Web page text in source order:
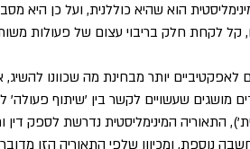
הוא שהיא כוללנית, ועל כן היא
קל לקחת חלק בריבוי עצום של פעולות
יותר מבחינת מה שכוונו להשיג,
מושגים שעשויים לקשר בין 'שיתוף פעולה'
התאוריה המינימליסטית נדרשת לספק דין
נוספת, ומכיוון שלפי התאוריה הזו